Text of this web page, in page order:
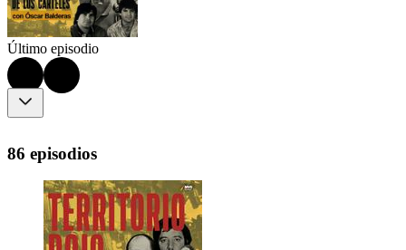
Último episodio
86 episodios